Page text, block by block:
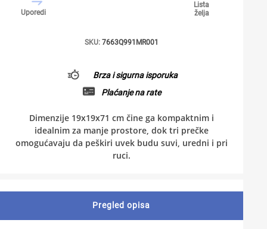
Uporedi
Lista
želja
SKU: 7663Q991MR001
Brza i sigurna isporuka
Plaćanje na rate
Dimenzije 19x19x71 cm čine ga kompaktnim i
idealnim za manje prostore, dok tri prečke
omogućavaju da peškiri uvek budu suvi, uredni i pri
ruci.
Pregled opisa